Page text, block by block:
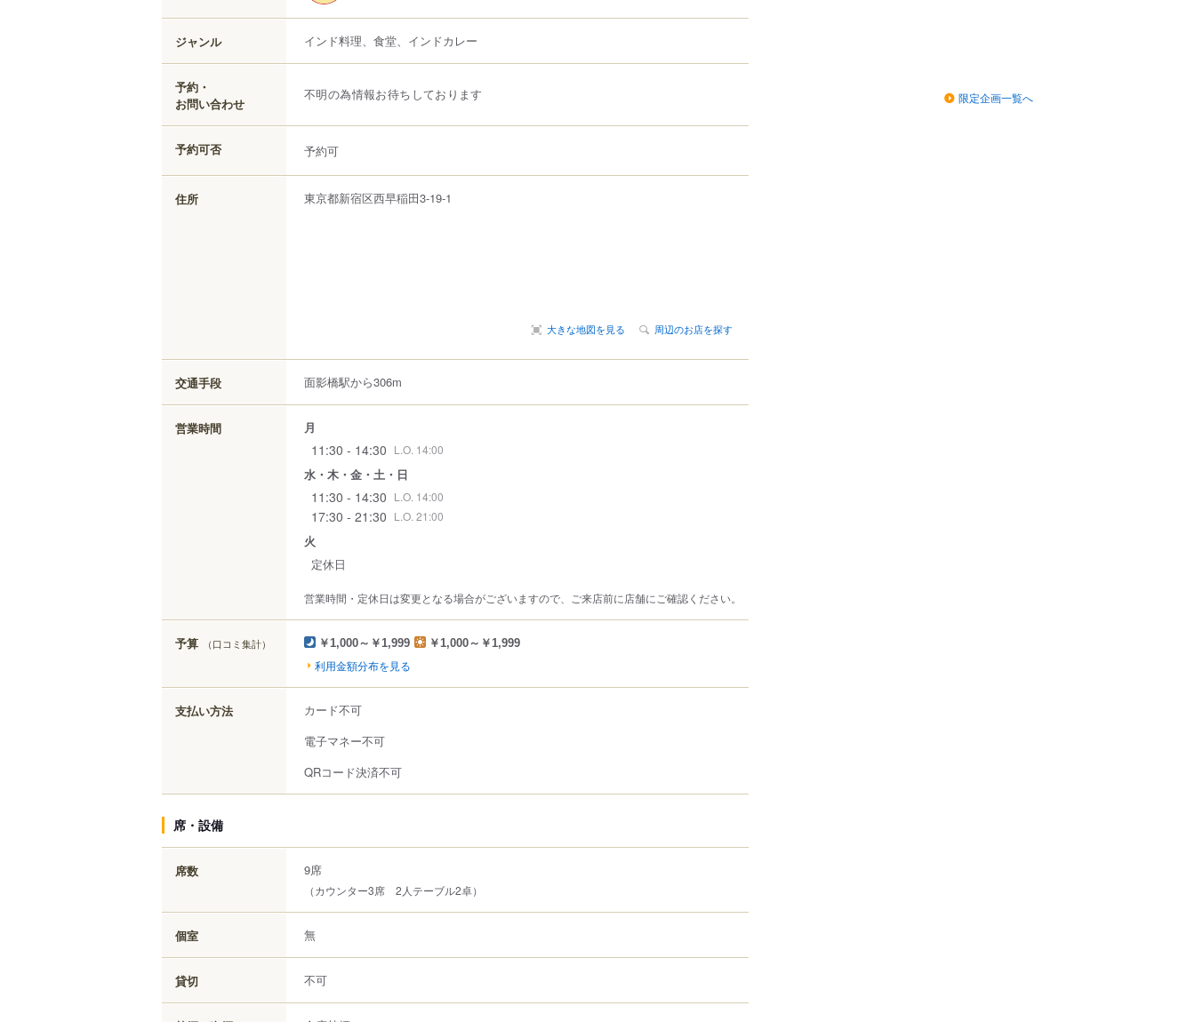
ジャンル インド料理、食堂、インドカレー
予約・
お問い合わせ
不明の為情報お待ちしております
予約可否 予約可
住所 東京都新宿区西早稲田3-19-1
大きな地図を見る 周辺のお店を探す
交通手段 面影橋駅から306m
営業時間 月
11:30 - 14:30 L.O. 14:00
水・木・金・土・日
11:30 - 14:30 L.O. 14:00
17:30 - 21:30 L.O. 21:00
火
定休日
営業時間・定休日は変更となる場合がございますので、ご来店前に店舗にご確認ください。
予算 （口コミ集計） ￥1,000～￥1,999 ￥1,000～￥1,999
利用金額分布を見る
支払い方法
カード不可
電子マネー不可
QRコード決済不可
席・設備
席数 9席
（カウンター3席 2人テーブル2卓）
個室 無
貸切 不可
限定企画一覧へ